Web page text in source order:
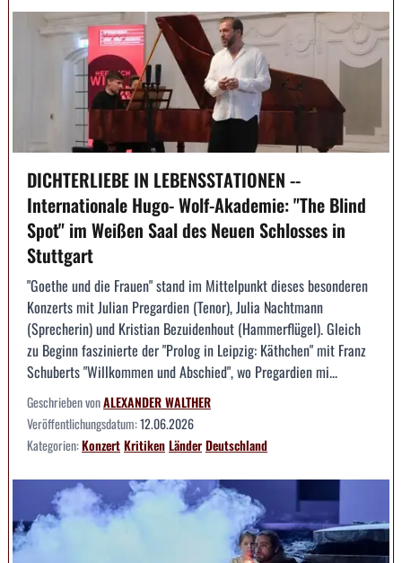
DICHTERLIEBE IN LEBENSSTATIONEN --
Internationale Hugo- Wolf-Akademie: "The Blind
Spot" im Weißen Saal des Neuen Schlosses in
Stuttgart
"Goethe und die Frauen" stand im Mittelpunkt dieses besonderen
Konzerts mit Julian Pregardien (Tenor), Julia Nachtmann
(Sprecherin) und Kristian Bezuidenhout (Hammerflügel). Gleich
zu Beginn faszinierte der "Prolog in Leipzig: Käthchen" mit Franz
Schuberts "Willkommen und Abschied", wo Pregardien mi...
Geschrieben vonALEXANDER WALTHER
Veröffentlichungsdatum:12.06.2026
Kategorien:KonzertKritikenLänderDeutschland